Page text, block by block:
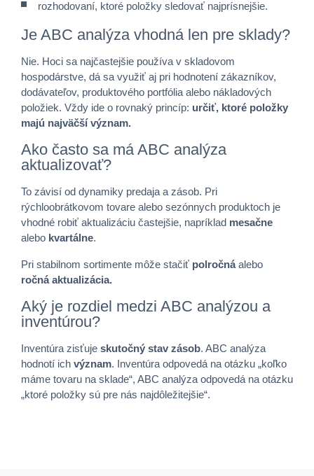
rozhodovaní, ktoré položky sledovať najprísnejšie.
Je ABC analýza vhodná len pre sklady?
Nie. Hoci sa najčastejšie používa v skladovom
hospodárstve, dá sa využiť aj pri hodnotení zákazníkov,
dodávateľov, produktového portfólia alebo nákladových
položiek. Vždy ide o rovnaký princíp: určiť, ktoré položky
majú najväčší význam.
Ako často sa má ABC analýza
aktualizovať?
To závisí od dynamiky predaja a zásob. Pri
rýchloobrátkovom tovare alebo sezónnych produktoch je
vhodné robiť aktualizáciu častejšie, napríklad mesačne
alebo kvartálne.
Pri stabilnom sortimente môže stačiť polročná alebo
ročná aktualizácia.
Aký je rozdiel medzi ABC analýzou a
inventúrou?
Inventúra zisťuje skutočný stav zásob. ABC analýza
hodnotí ich význam. Inventúra odpovedá na otázku „koľko
máme tovaru na sklade“, ABC analýza odpovedá na otázku
„ktoré položky sú pre nás najdôležitejšie“.